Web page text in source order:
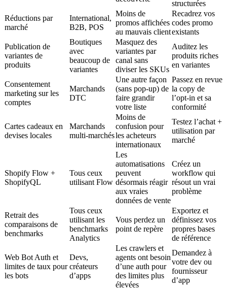
structurées
Réductions par
marché
International,
B2B, POS
Moins de
promos affichées
au mauvais client
Recadrez vos
codes promo
existants
Publication de
variantes de
produits
Boutiques
avec
beaucoup de
variantes
Masquez des
variantes par
canal sans
diviser les SKUs
Auditez les
produits riches
en variantes
Consentement
marketing sur les
comptes
Marchands
DTC
Une autre façon
(sans pop-up) de
faire grandir
votre liste
Passez en revue
la copy de
l’opt-in et sa
conformité
Cartes cadeaux en
devises locales
Marchands
multi-marchés
Moins de
confusion pour
les acheteurs
internationaux
Testez l’achat +
utilisation par
marché
Shopify Flow +
ShopifyQL
Tous ceux
utilisant Flow
Les
automatisations
peuvent
désormais réagir
aux vraies
données de vente
Créez un
workflow qui
résout un vrai
problème
Retrait des
comparaisons de
benchmarks
Tous ceux
utilisant les
benchmarks
Analytics
Vous perdez un
point de repère
Exportez et
définissez vos
propres bases
de référence
Web Bot Auth et
limites de taux pour
les bots
Devs,
créateurs
d’apps
Les crawlers et
agents ont besoin
d’une auth pour
des limites plus
élevées
Demandez à
votre dev ou
fournisseur
d’app